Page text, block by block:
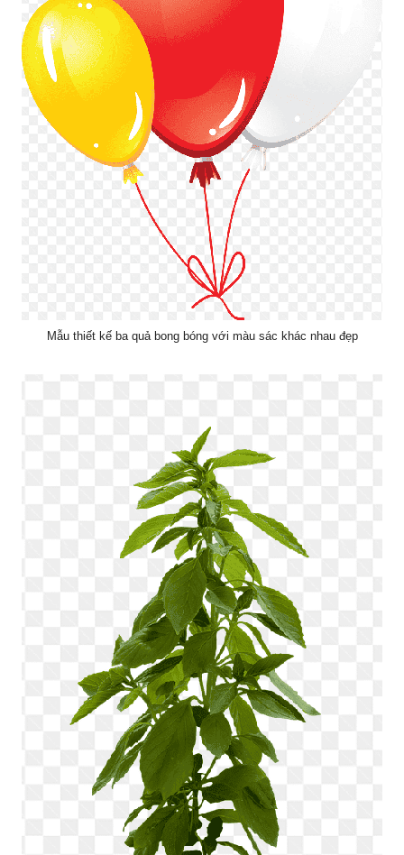
Mẫu thiết kế ba quả bong bóng với màu sác khác nhau đẹp